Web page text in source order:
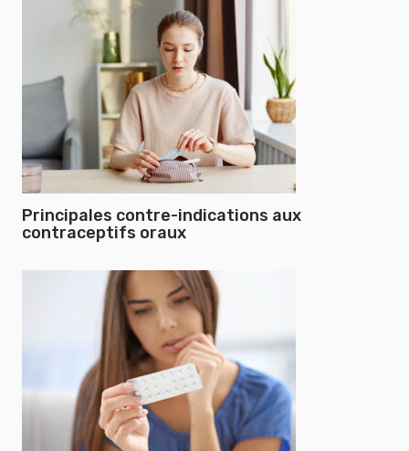
Principales contre-indications aux
contraceptifs oraux